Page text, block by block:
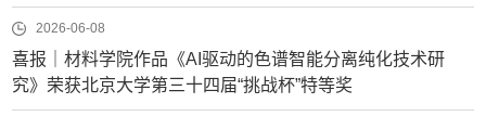
2026-06-08
喜报｜材料学院作品《AI驱动的色谱智能分离纯化技术研
究》荣获北京大学第三十四届“挑战杯”特等奖